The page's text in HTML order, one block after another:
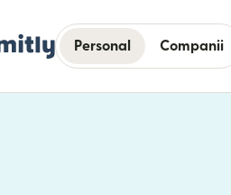
Personal Companii